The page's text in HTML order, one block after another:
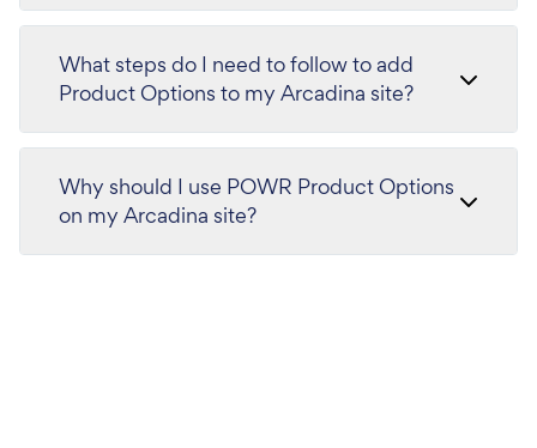
What steps do I need to follow to add
Product Options to my Arcadina site?
Why should I use POWR Product Options
on my Arcadina site?